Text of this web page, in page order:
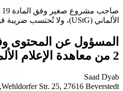
الألماني (UStG)، ولا تُحتسب ضريبة قيمة مضافة على فواتيرنا.
2 من معاهدة الإعلام الألمانية (MStV)
Saad Dyab
Wehldorfer Str. 25, 27616 Beverstedt, ألمانيا